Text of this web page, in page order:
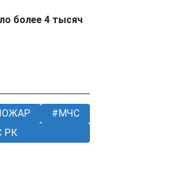
более 4 тысяч
МЧС
РК